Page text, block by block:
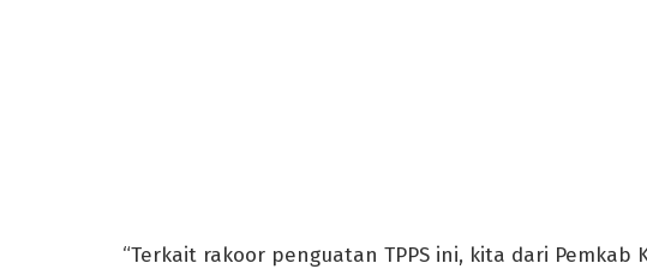
“Terkait rakoor penguatan TPPS ini, kita dari